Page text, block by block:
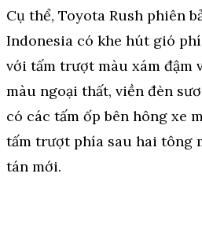
Cụ thể, Toyota Rush phiên
Indonesia có khe hút gió
với tấm trượt màu xám đậm
màu ngoại thất, viền đèn
có các tấm ốp bên hông xe
tấm trượt phía sau hai tông
tán mới.